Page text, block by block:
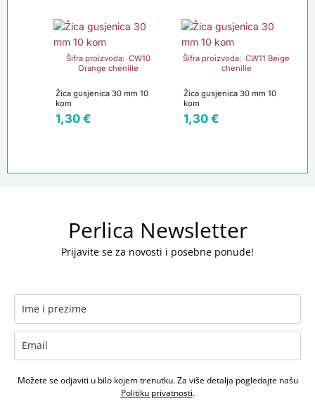
Šifra proizvoda: CW10
Orange chenille
Žica gusjenica 30 mm 10
kom
1,30 €
Šifra proizvoda: CW11 Beige
chenille
Žica gusjenica 30 mm 10
kom
1,30 €
Perlica Newsletter
Prijavite se za novosti i posebne ponude!
Možete se odjaviti u bilo kojem trenutku. Za više detalja pogledajte našu
Politiku privatnosti.